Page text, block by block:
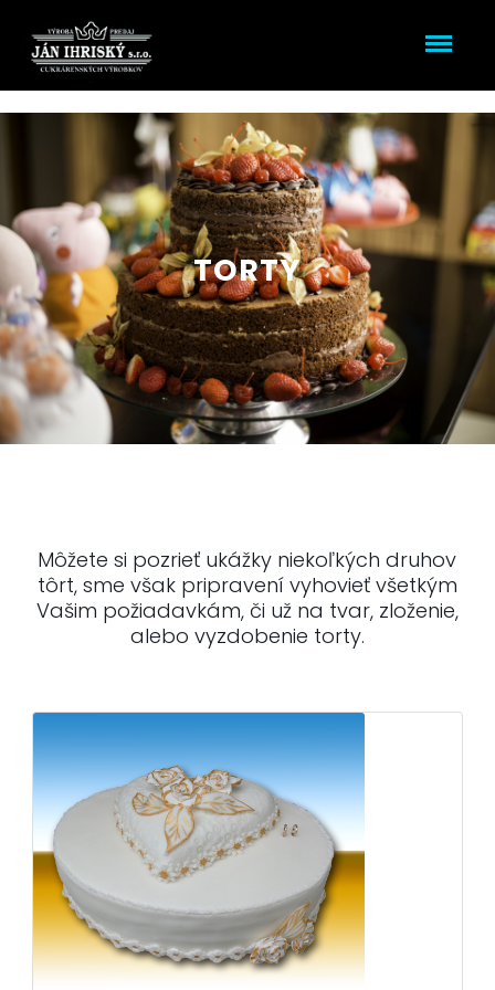
TORTY
Môžete si pozrieť ukážky niekoľkých druhov
tôrt, sme však pripravení vyhovieť všetkým
Vašim požiadavkám, či už na tvar, zloženie,
alebo vyzdobenie torty.